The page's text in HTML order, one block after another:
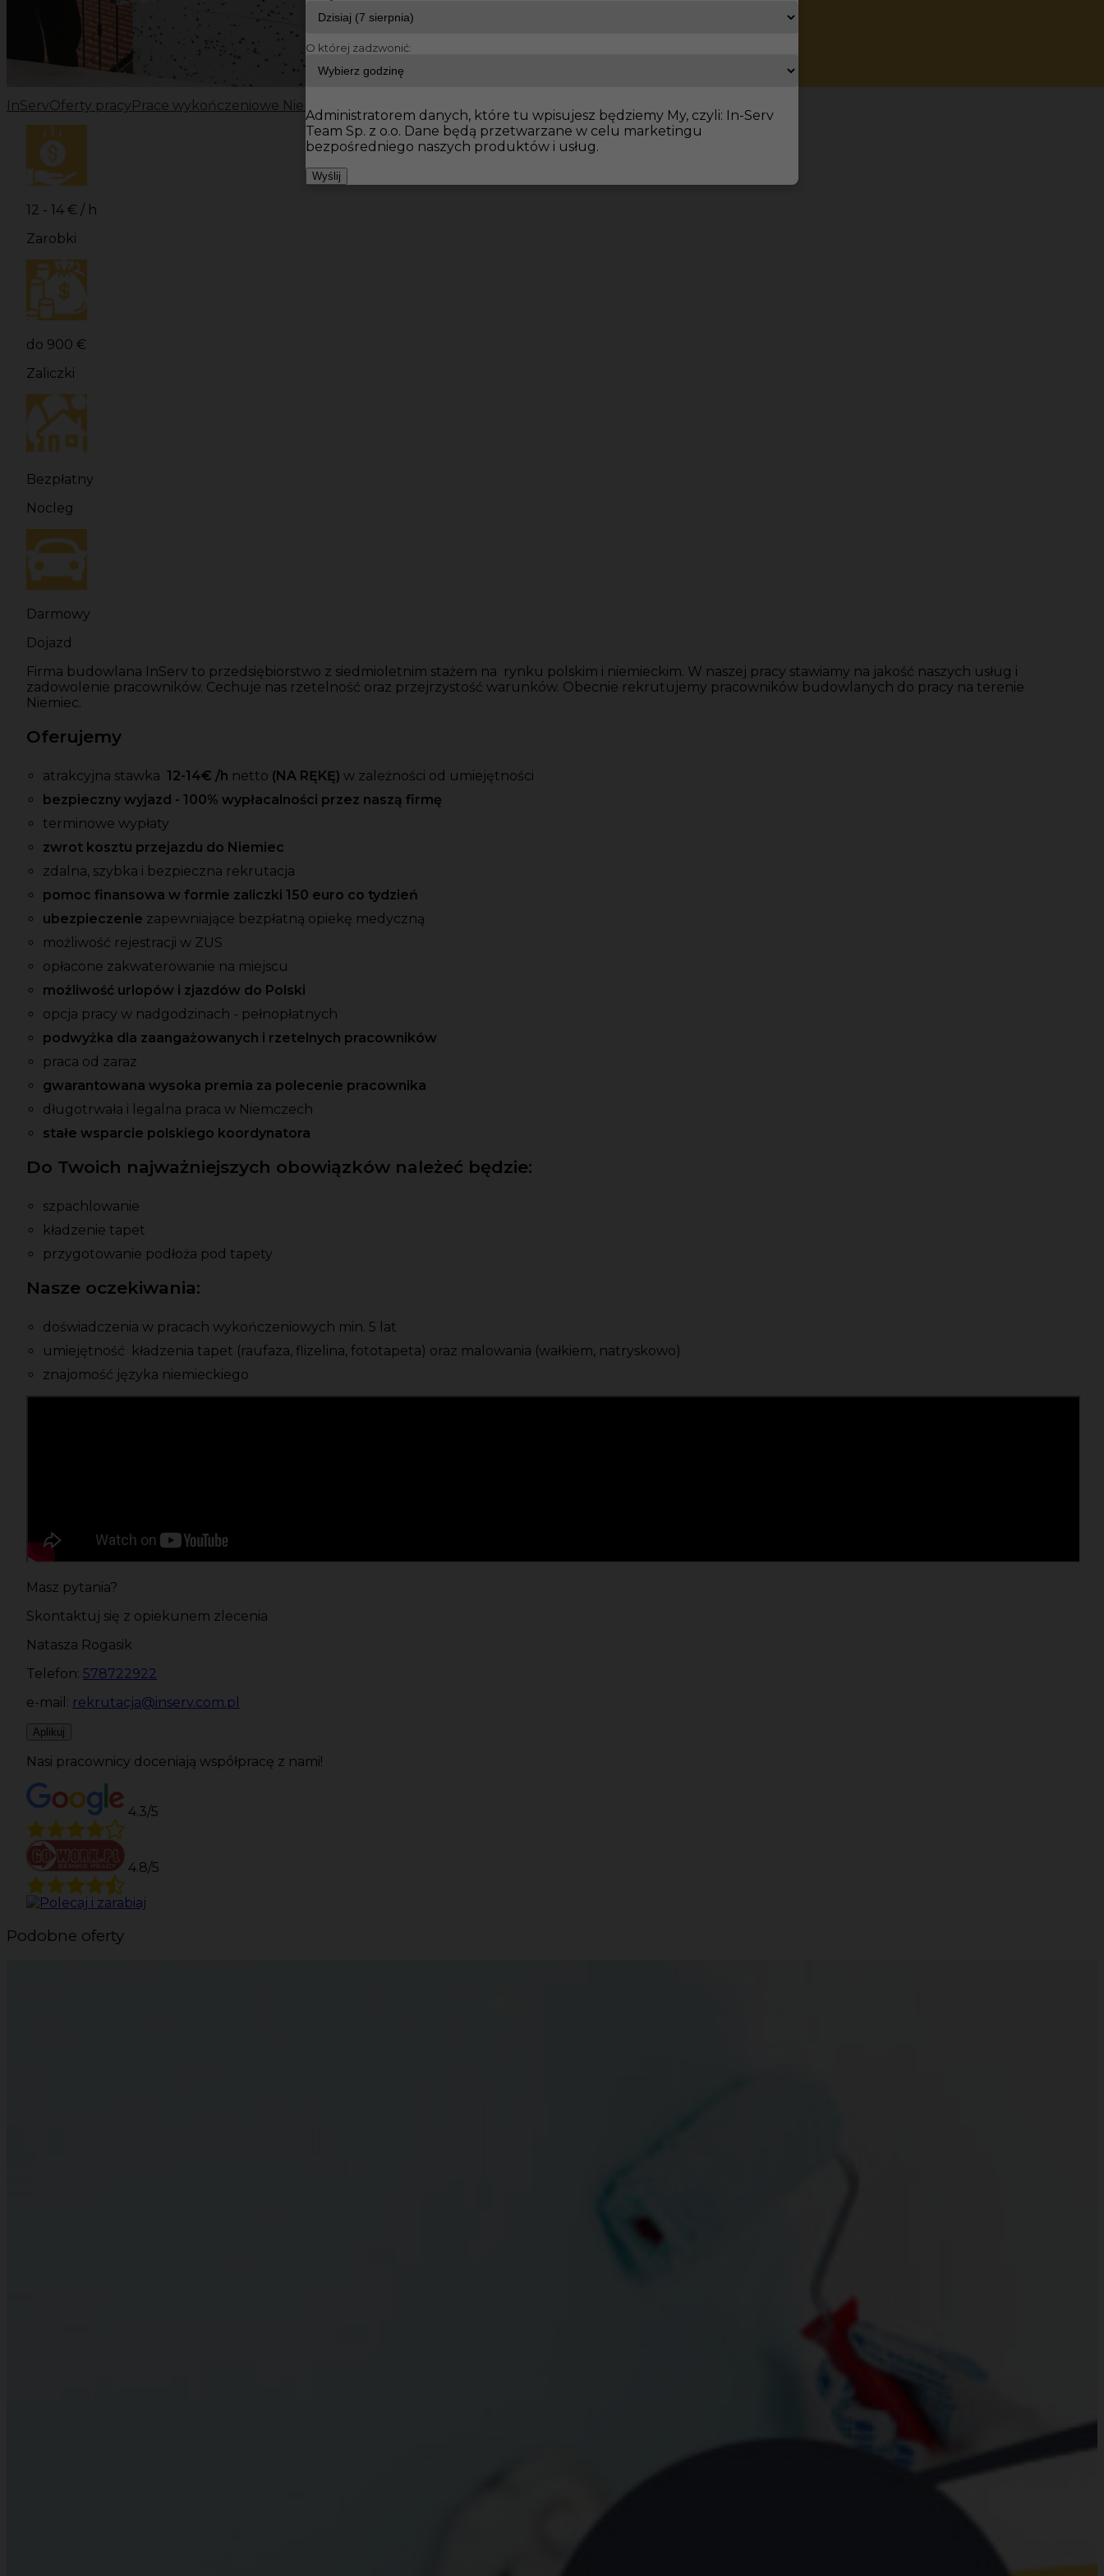
InServOferty pracy Prace wykończeniowe Niemcy Prace wykończeniowe Tapeciarz szpachlarz praca zagranica
12 - 14 € / h
Zarobki
do 900 €
Zaliczki
Bezpłatny
Nocleg
Darmowy
Dojazd
Firma budowlana InServ to przedsiębiorstwo z siedmioletnim stażem na rynku polskim i niemieckim. W naszej pracy stawiamy na jakość naszych usług i
zadowolenie pracowników. Cechuje nas rzetelność oraz przejrzystość warunków. Obecnie rekrutujemy pracowników budowlanych do pracy na terenie
Niemiec.
Oferujemy
atrakcyjna stawka 12-14€ /h netto (NA RĘKĘ) w zależności od umiejętności
bezpieczny wyjazd - 100% wypłacalności przez naszą firmę
terminowe wypłaty
zwrot kosztu przejazdu do Niemiec
zdalna, szybka i bezpieczna rekrutacja
pomoc finansowa w formie zaliczki 150 euro co tydzień
ubezpieczenie zapewniające bezpłatną opiekę medyczną
możliwość rejestracji w ZUS
opłacone zakwaterowanie na miejscu
możliwość urlopów i zjazdów do Polski
opcja pracy w nadgodzinach - pełnopłatnych
podwyżka dla zaangażowanych i rzetelnych pracowników
praca od zaraz
gwarantowana wysoka premia za polecenie pracownika
długotrwała i legalna praca w Niemczech
stałe wsparcie polskiego koordynatora
Do Twoich najważniejszych obowiązków należeć będzie:
szpachlowanie
kładzenie tapet
przygotowanie podłoża pod tapety
Nasze oczekiwania:
doświadczenia w pracach wykończeniowych min. 5 lat
umiejętność kładzenia tapet (raufaza, flizelina, fototapeta) oraz malowania (wałkiem, natryskowo)
znajomość języka niemieckiego
Masz pytania?
Skontaktuj się z opiekunem zlecenia
Natasza Rogasik
Telefon: 578722922
e-mail: rekrutacja@inserv.com.pl
Aplikuj
Nasi pracownicy doceniają współpracę z nami!
4.3/5
4.8/5
Podobne oferty
O której zadzwonić:
Administratorem danych, które tu wpisujesz będziemy My, czyli: In-Serv
Team Sp. z o.o. Dane będą przetwarzane w celu marketingu
bezpośredniego naszych produktów i usług.
Wyślij